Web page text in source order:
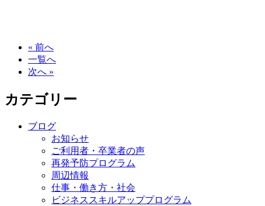
« 前へ
一覧へ
次へ »
カテゴリー
ブログ
お知らせ
ご利用者・卒業者の声
再発予防プログラム
周辺情報
仕事・働き方・社会
ビジネススキルアッププログラム